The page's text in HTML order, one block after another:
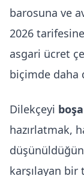
barosuna ve
2026
asgari ücret
biçimde daha
Dilekçeyi
hazırlatmak,
karşılayan bir